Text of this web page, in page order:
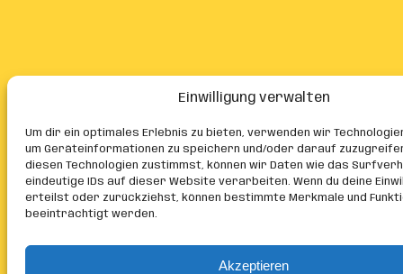
Einwilligung verwalten
Um dir ein optimales Erlebnis zu bieten, verwenden wir
um Geräteinformationen zu speichern und/oder darauf
diesen Technologien zustimmst, können wir Daten wie das
eindeutige IDs auf dieser Website verarbeiten. Wenn du deine
erteilst oder zurückziehst, können bestimmte Merkmale und
beeinträchtigt werden.
Akzeptieren